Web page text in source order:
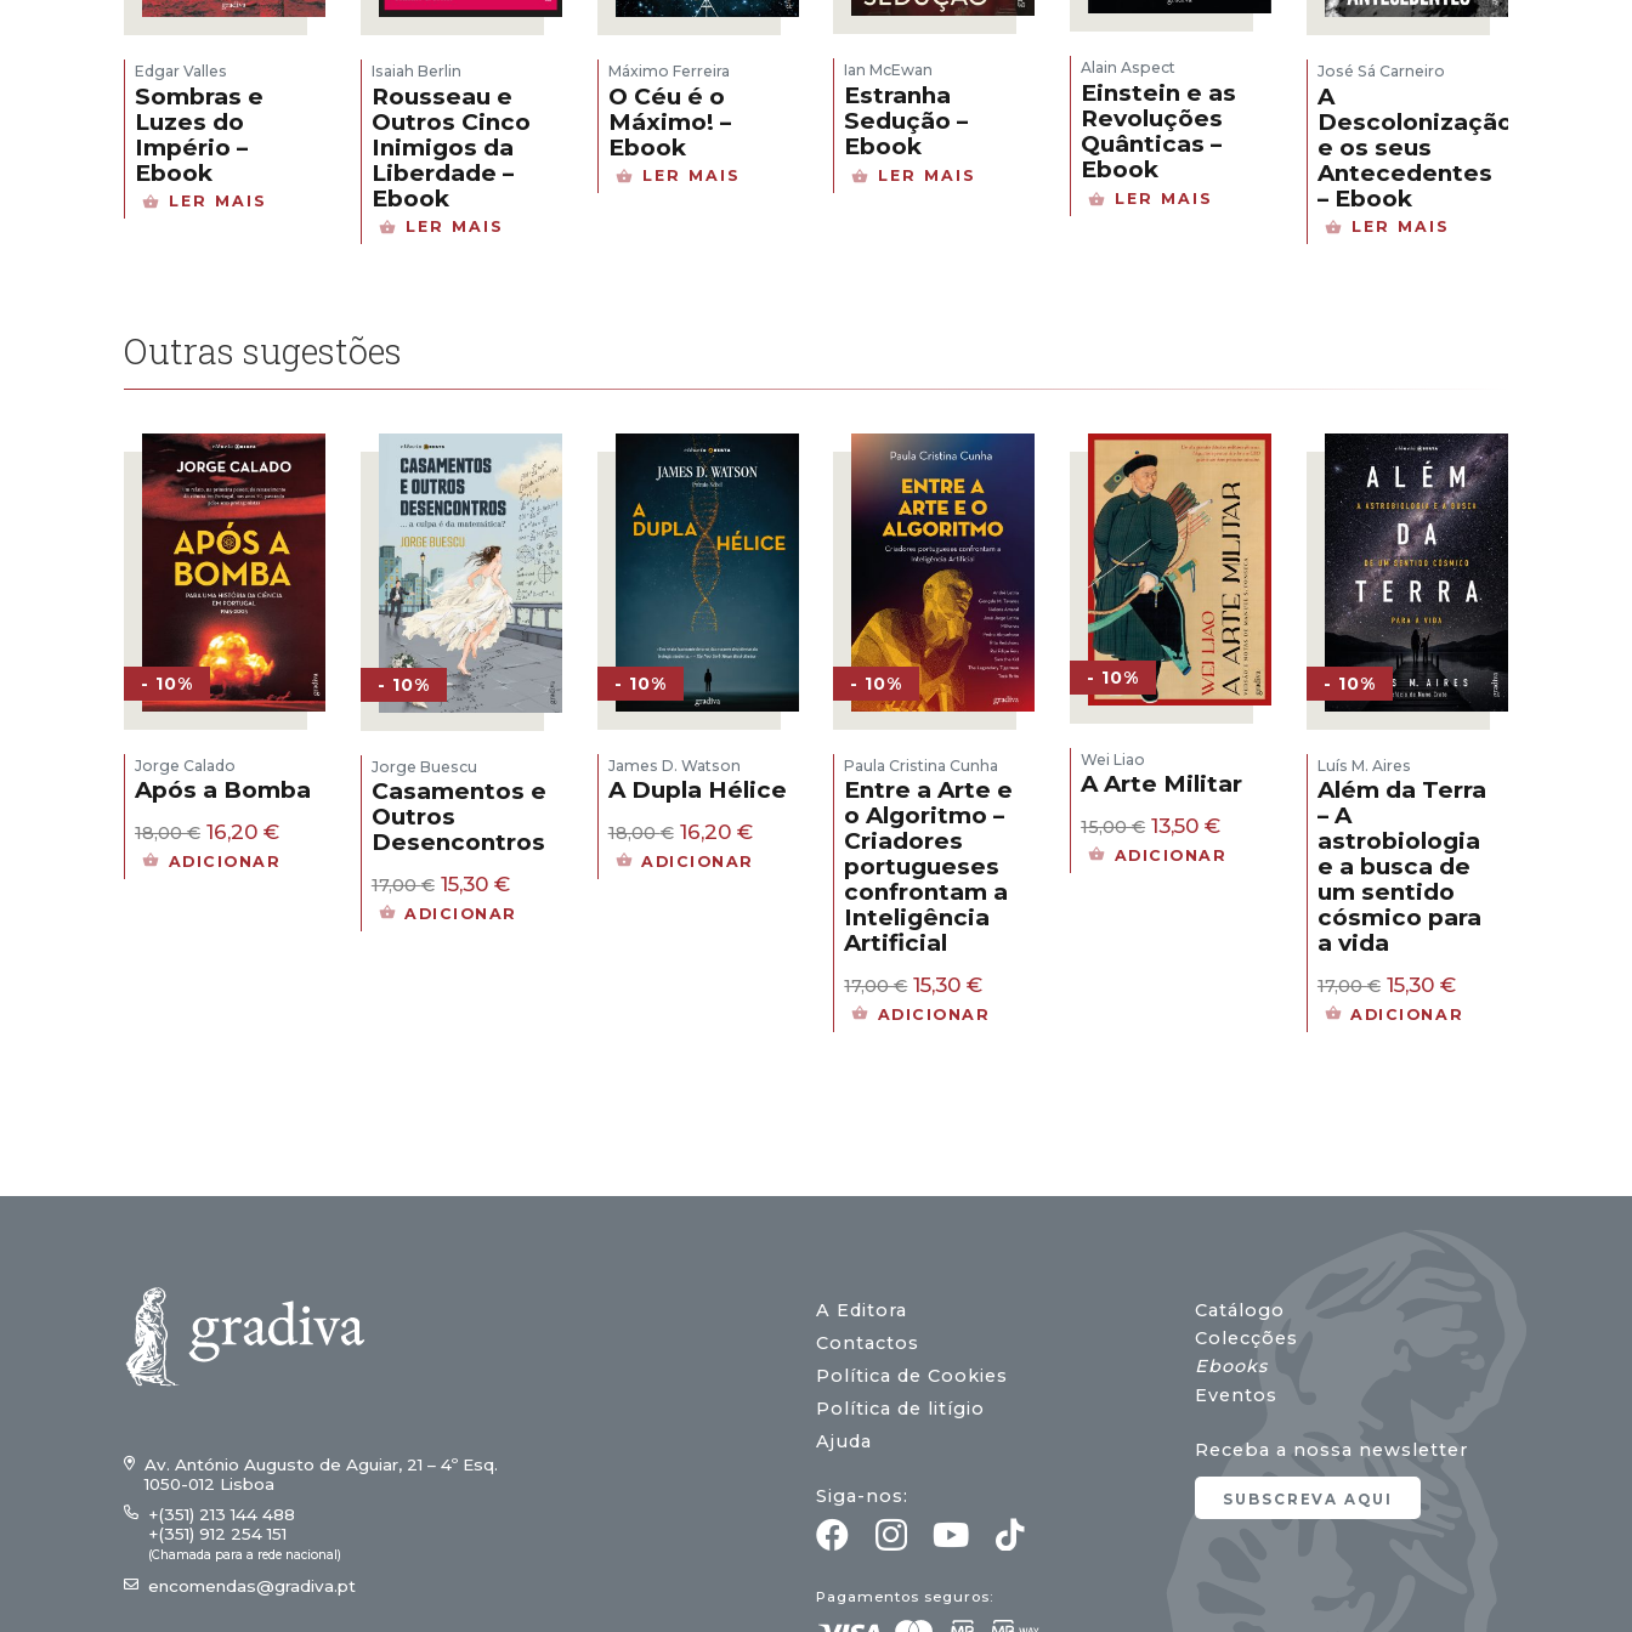
Edgar Valles
Sombras e
Luzes do
Império –
Ebook
LER MAIS
Isaiah Berlin
Rousseau e
Outros Cinco
Inimigos da
Liberdade –
Ebook
LER MAIS
Máximo Ferreira
O Céu é o
Máximo! –
Ebook
LER MAIS
Ian McEwan
Estranha
Sedução –
Ebook
LER MAIS
Alain Aspect
Einstein e as
Revoluções
Quânticas –
Ebook
LER MAIS
José Sá Carneiro
A
Descolonização
e os seus
Antecedentes
– Ebook
LER MAIS
Outras sugestões
- 10%
Jorge Calado
Após a Bomba
18,00€ O
preço
16,20 €O
ADICIONAR
- 10%
Jorge Buescu
Casamentos e
Outros
Desencontros
17,00€ O
preço
15,30 €O
preço
ADICIONAR
- 10%
James D. Watson
A Dupla Hélice
18,00€ O
preço
16,20 €O
ADICIONAR
- 10%
Paula Cristina Cunha
Entre a Arte e
o Algoritmo –
Criadores
portugueses
confrontam a
Inteligência
Artificial
17,00€ O
preço
15,30€O
preço
ADICIONAR
- 10%
Wei Liao
A Arte Militar
15,00€ O
preço
13,50€O
preço
ADICIONAR
- 10%
Luís M. Aires
Além da Terra
– A
astrobiologia
e a busca de
um sentido
cósmico para
a vida
17,00€ O
preço
15,30 €O
preço
ADICIONAR
Av. António Augusto de Aguiar, 21 – 4º Esq.
1050-012 Lisboa
+(351) 213 144 488
+(351) 912 254 151
(Chamada para a rede nacional)
encomendas@gradiva.pt
A Editora
Contactos
Política de Cookies
Política de litígio
Ajuda
Siga-nos:
Pagamentos seguros:
Catálogo
Colecções
Ebooks
Eventos
Receba a nossa newsletter
SUBSCREVA AQUI